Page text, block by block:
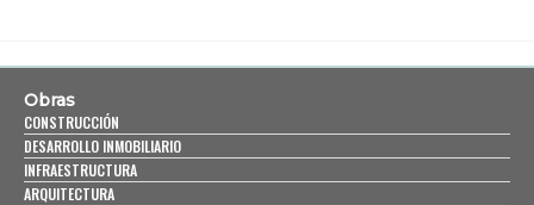
Obras
CONSTRUCCIÓN
DESARROLLO INMOBILIARIO
INFRAESTRUCTURA
ARQUITECTURA